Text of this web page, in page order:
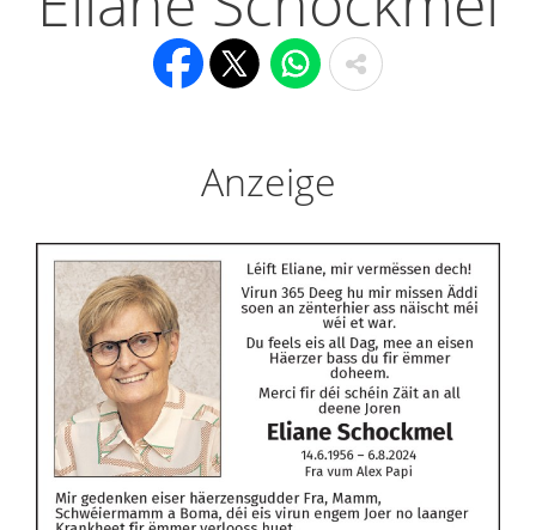
Anzeige